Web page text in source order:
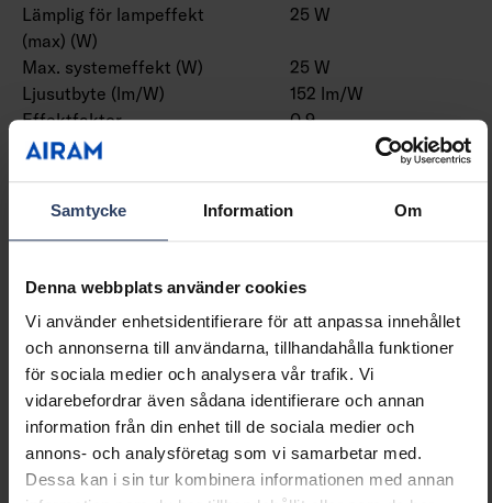
Samtycke Information Om
Denna webbplats använder cookies
Vi använder enhetsidentifierare för att anpassa innehållet
och annonserna till användarna, tillhandahålla funktioner
för sociala medier och analysera vår trafik. Vi
vidarebefordrar även sådana identifierare och annan
information från din enhet till de sociala medier och
annons- och analysföretag som vi samarbetar med.
Dessa kan i sin tur kombinera informationen med annan
Lämplig för lampeffekt
(max) (W)
25 W
Max. systemeffekt (W)
25 W
Ljusutbyte (lm/W)
152 lm/W
Effektfaktor
0.9
Distorsion (THD)
Dimning och styrning
Dimning 0-10 V
Dimning 1-10 V
Nej
Dimning DALI
Nej
Dimning DALI-2
Nej
Dimning DMX
Nej
Dimning DSI
Nej
Dimning LineSwitch
Nej
Dimning tillverkarspecifik
Nej